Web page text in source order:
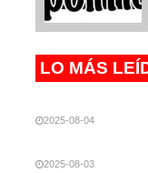
LO MÁS
2025-08-04
2025-08-03